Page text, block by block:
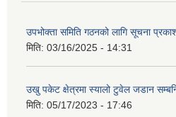
उपभोक्ता समिति गठनको लागि सूचना
मिति: 03/16/2025 - 14:31
उखु पकेट क्षेत्रमा स्यालो टुवेल जडान
मिति: 05/17/2023 - 17:46